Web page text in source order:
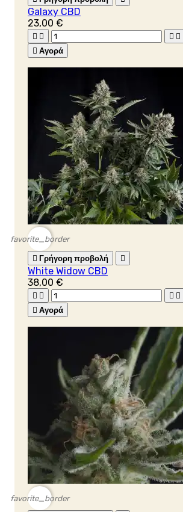
Galaxy CBD
23,00 €
   
 Αγορά
favorite_border
 Γρήγορη προβολή 
White Widow CBD
38,00 €
   
 Αγορά
favorite_border